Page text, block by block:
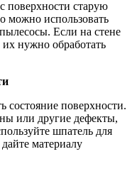
поверхности старую
можно использовать
Если на стене
нужно обработать
состояние поверхности.
или другие дефекты,
шпатель для
материалу